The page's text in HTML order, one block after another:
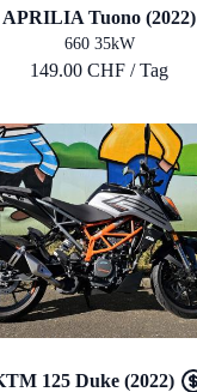
APRILIA Tuono (2022)
660 35kW
149.00 CHF / Tag
125 Duke (2022)